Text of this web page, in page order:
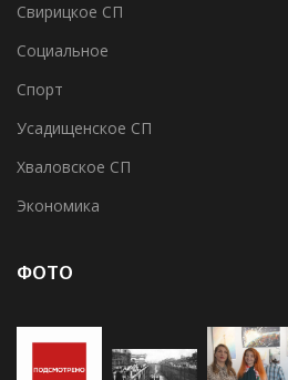
Свирицкое СП
Социальное
Спорт
Усадищенское СП
Хваловское СП
Экономика
ФОТО